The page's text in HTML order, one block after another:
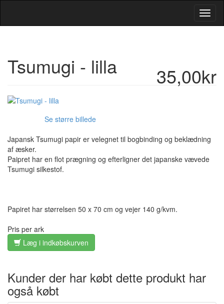
35,00kr
Tsumugi - lilla
Se større billede
Japansk Tsumugi papir er velegnet til bogbinding og beklædning
af æsker.
Paipret har en flot prægning og efterligner det japanske vævede
Tsumugi silkestof.
Papiret har størrelsen 50 x 70 cm og vejer 140 g/kvm.
Pris per ark
Læg i indkøbskurven
Kunder der har købt dette produkt har
også købt